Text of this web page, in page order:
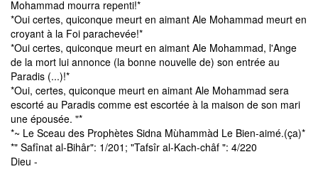
Mohammad mourra repenti!*
*Oui certes, quiconque meurt en aimant Ale Mohammad meurt en
croyant à la Foi parachevée!*
*Oui certes, quiconque meurt en aimant Ale Mohammad, l'Ange
de la mort lui annonce (la bonne nouvelle de) son entrée au
Paradis (...)!*
*Oui, certes, quiconque meurt en aimant Ale Mohammad sera
escorté au Paradis comme est escortée à la maison de son mari
une épousée. "*
*~ Le Sceau des Prophètes Sidna Mùhammàd Le Bien-aimé.(ça)*
*" Safînat al-Bihâr": 1/201; "Tafsîr al-Kach-châf ": 4/220
Dieu -